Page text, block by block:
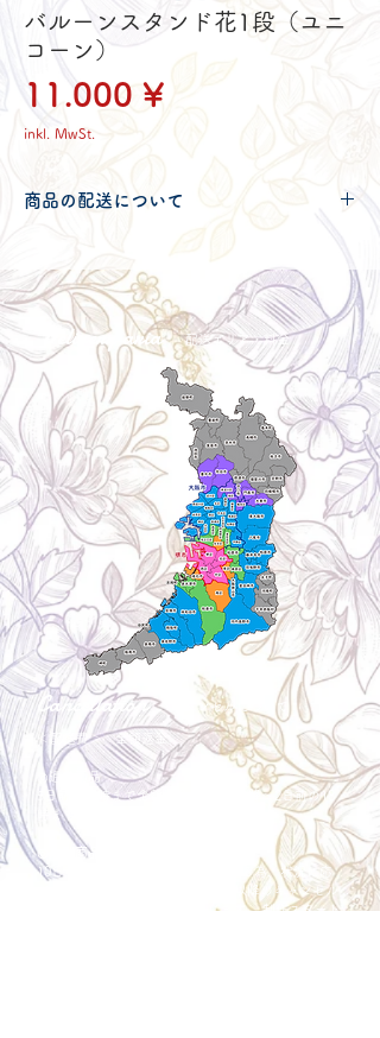
バルーンスタンド花1段（ユニ
コーン）
11.000 ¥ Preis
inkl. MwSt.
商品の配送について
からご確認ください。
Delivery aria配送エリア・料金
Cancellation キャンセルについて
＜配送費＞ 全額返金。
​◎通常商品
5日前の18時まで全額返金。4日目以降〜2日前の18
時まで50%返金。前日は返金不可。
◎大型商品・オーダー商品
10日前〜5日前にかけ資材発注をする為、状況に応
じて返金額が変動します。10日前以降のキャンセル
の場合はお電話で頂きたく存じます。 制作スタート